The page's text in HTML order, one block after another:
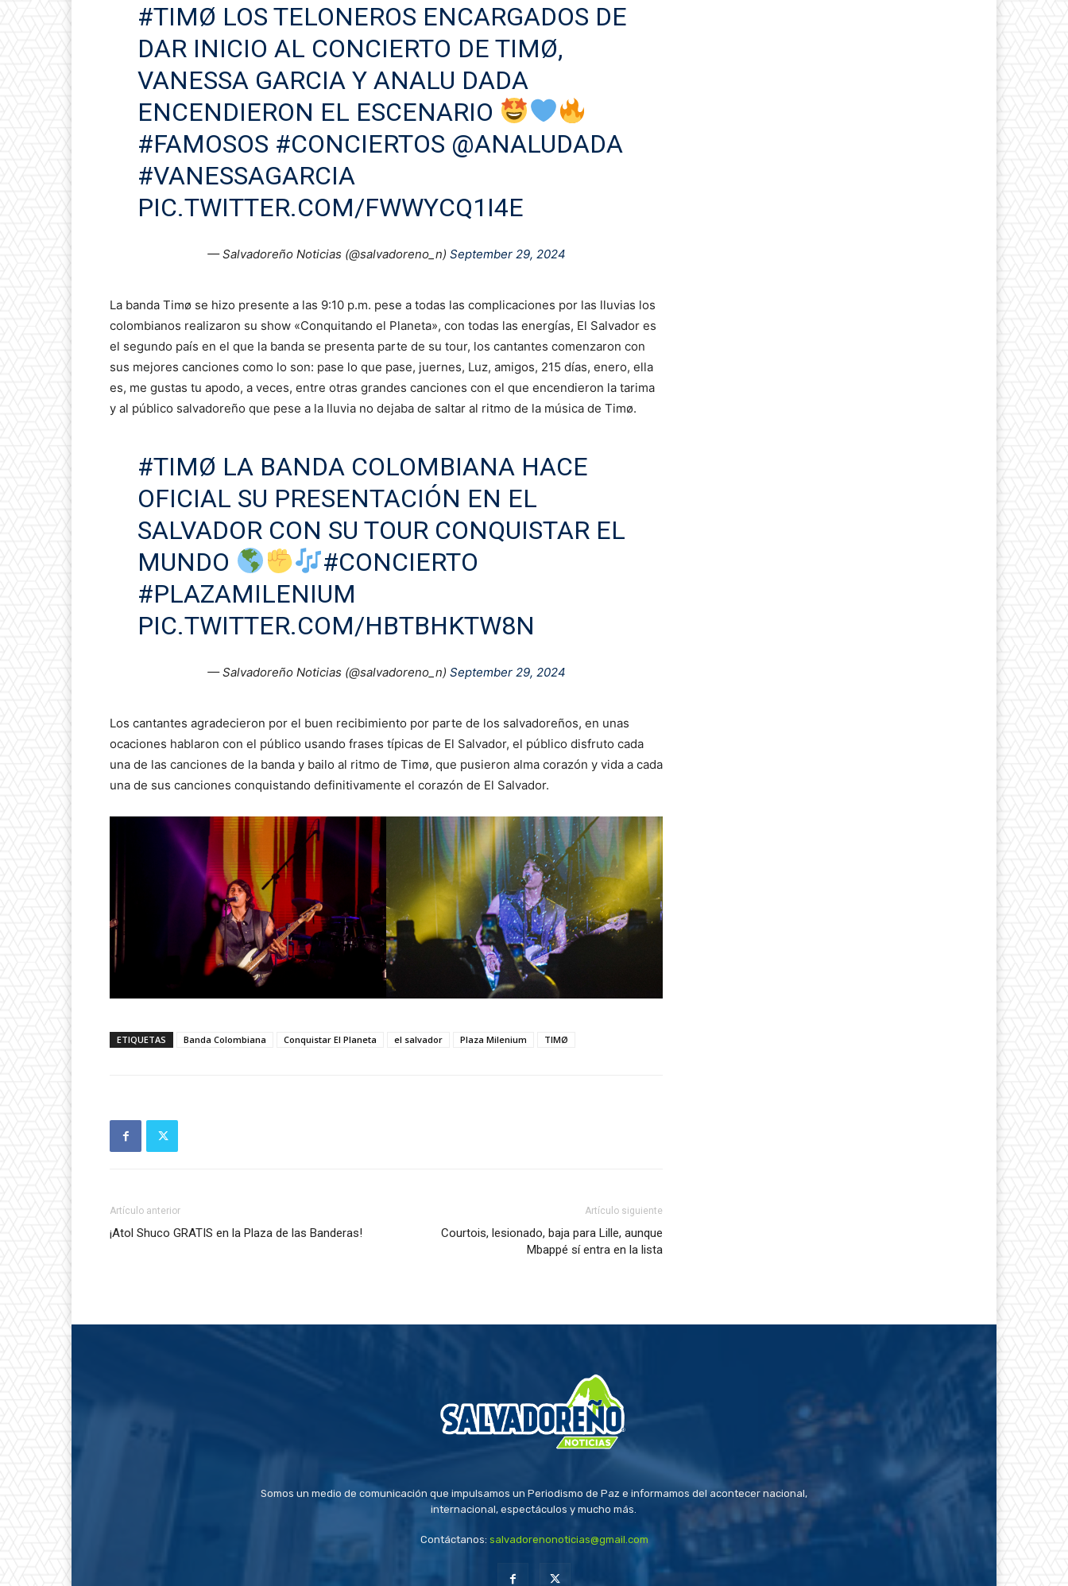
#TIMØ LOS TELONEROS ENCARGADOS DE
DAR INICIO AL CONCIERTO DE TIMØ,
VANESSA GARCIA Y ANALU DADA
ENCENDIERON EL ESCENARIO
#FAMOSOS #CONCIERTOS @ANALUDADA
#VANESSAGARCIA
PIC.TWITTER.COM/FWWYCQ1I4E
— Salvadoreño Noticias (@salvadoreno_n) September 29, 2024
La banda Timø se hizo presente a las 9:10 p.m. pese a todas las complicaciones por las lluvias los
colombianos realizaron su show «Conquitando el Planeta», con todas las energías, El Salvador es
el segundo país en el que la banda se presenta parte de su tour, los cantantes comenzaron con
sus mejores canciones como lo son: pase lo que pase, juernes, Luz, amigos, 215 días, enero, ella
es, me gustas tu apodo, a veces, entre otras grandes canciones con el que encendieron la tarima
y al público salvadoreño que pese a la lluvia no dejaba de saltar al ritmo de la música de Timø.
#TIMØ LA BANDA COLOMBIANA HACE
OFICIAL SU PRESENTACIÓN EN EL
SALVADOR CON SU TOUR CONQUISTAR EL
MUNDO
#CONCIERTO
#PLAZAMILENIUM
PIC.TWITTER.COM/HBTBHKTW8N
— Salvadoreño Noticias (@salvadoreno_n) September 29, 2024
Los cantantes agradecieron por el buen recibimiento por parte de los salvadoreños, en unas
ocaciones hablaron con el público usando frases típicas de El Salvador, el público disfruto cada
una de las canciones de la banda y bailo al ritmo de Timø, que pusieron alma corazón y vida a cada
una de sus canciones conquistando definitivamente el corazón de El Salvador.
ETIQUETAS Banda Colombiana Conquistar El Planeta el salvador Plaza Milenium TIMØ
Artículo anterior
¡Atol Shuco GRATIS en la Plaza de las Banderas!
Artículo siguiente
Courtois, lesionado, baja para Lille, aunque
Mbappé sí entra en la lista
Somos un medio de comunicación que impulsamos un Periodismo de Paz e informamos del acontecer nacional,
internacional, espectáculos y mucho más.
Contáctanos: salvadorenonoticias@gmail.com